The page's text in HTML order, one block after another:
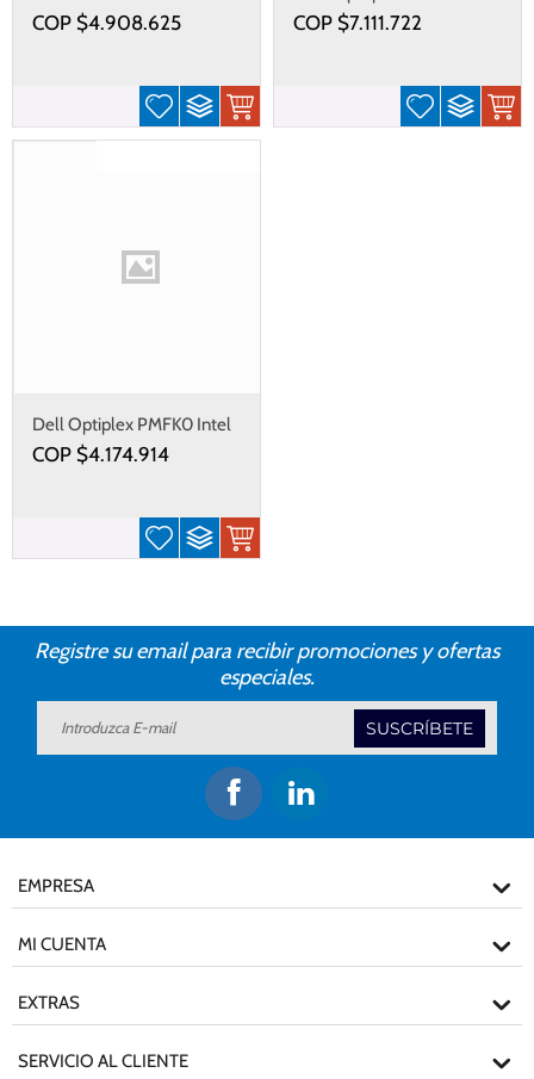
COP $4.908.625 COP $7.111.722
Dell Optiplex PMFK0 Intel
Core i5, 8GB, SSD256,
23.8"
COP $4.174.914
Registre su email para recibir promociones y ofertas
especiales.
SUSCRÍBETE
EMPRESA
MI CUENTA
EXTRAS
SERVICIO AL CLIENTE